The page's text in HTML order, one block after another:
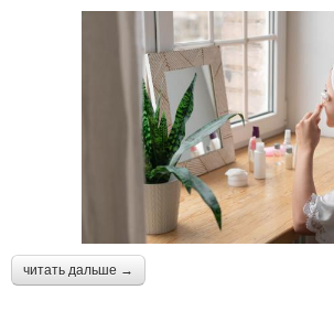
читать дальше →